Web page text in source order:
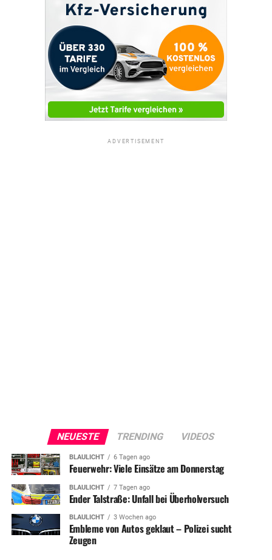
ADVERTISEMENT
NEUESTE TRENDING VIDEOS
BLAULICHT 6 Tagen ago
Feuerwehr: Viele Einsätze am Donnerstag
BLAULICHT 7 Tagen ago
Ender Talstraße: Unfall bei Überholversuch
BLAULICHT 3 Wochen ago
Embleme von Autos geklaut – Polizei sucht
Zeugen